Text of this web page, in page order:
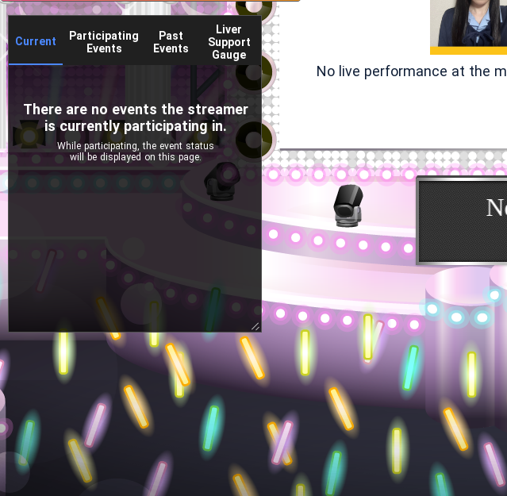
No live performance at the
Current
Participating
Events
Past
Events
Liver
Support
Gauge
There are no events the streamer
is currently participating in.
While participating, the event status
will be displayed on this page.